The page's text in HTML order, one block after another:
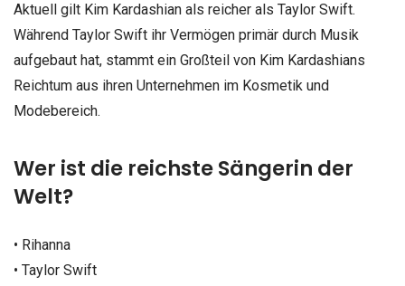
Aktuell gilt Kim Kardashian als reicher als Taylor Swift.
Während Taylor Swift ihr Vermögen primär durch Musik
aufgebaut hat, stammt ein Großteil von Kim Kardashians
Reichtum aus ihren Unternehmen im Kosmetik und
Modebereich.
Wer ist die reichste Sängerin der
Welt?
• Rihanna
• Taylor Swift